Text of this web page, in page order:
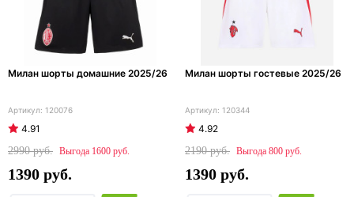
Милан шорты домашние 2025/26
120076
4.91
2990
1600
1390
Милан шорты гостевые 2025/26
120344
4.92
2190
800
1390